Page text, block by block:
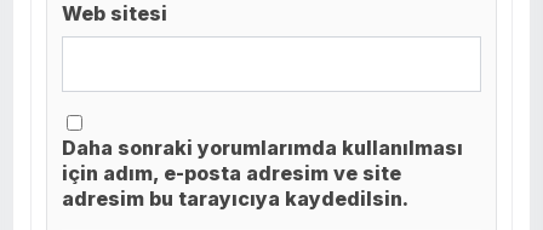
Web sitesi
Daha sonraki yorumlarımda kullanılması
için adım, e-posta adresim ve site
adresim bu tarayıcıya kaydedilsin.